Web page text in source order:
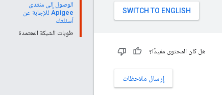
الوصول إلى منتدى
Apigee للإجابة عن
أسئلتك
طوبات الشبكة المعتمدة
هل كان المحتوى مفيدًا؟
إرسال ملاحظات